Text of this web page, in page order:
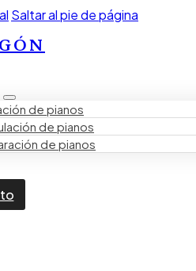
Saltar al pie de página
de pianos
de pianos
de pianos